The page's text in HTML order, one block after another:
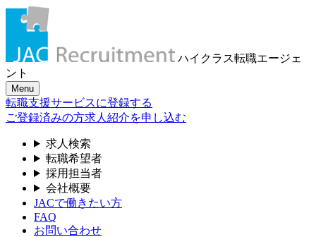
ハイクラス転職エージェ
ント
Menu
転職支援サービスに登録する
ご登録済みの方求人紹介を申し込む
求人検索
転職希望者
採用担当者
会社概要
JACで働きたい方
FAQ
お問い合わせ